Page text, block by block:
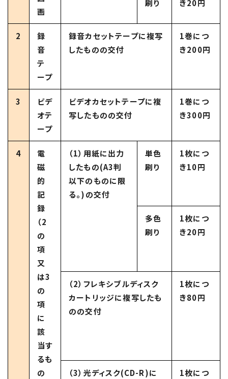
画
刷り
き20円
2
録
音
テ
ープ
録音カセットテープに複写
したものの交付
1巻につ
き200円
3
ビデ
オテ
ープ
ビデオカセットテープに複
写したものの交付
1巻につ
き300円
4
電
磁
的
記
録
（2
の
項
又
は3
の
項
に
該
当す
るも
の
（1）用紙に出力
したもの(A3判
以下のものに限
る。)の交付
単色
刷り
1枚につ
き10円
多色
刷り
1枚につ
き20円
（2）フレキシブルディスク
カートリッジに複写したも
のの交付
1枚につ
き80円
（3）光ディスク(CD-R)に
1枚につ